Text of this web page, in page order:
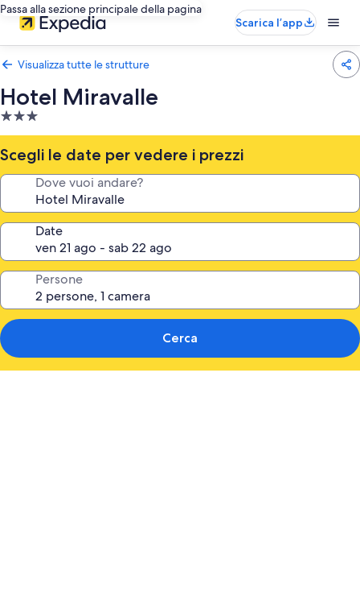
Passa alla sezione principale della pagina
Scarica l’app
Visualizza tutte le strutture
Hotel Miravalle
Struttura
a
3.0
stelle
Scegli le date per vedere i prezzi
Dove vuoi andare?
Date
Persone
Cerca